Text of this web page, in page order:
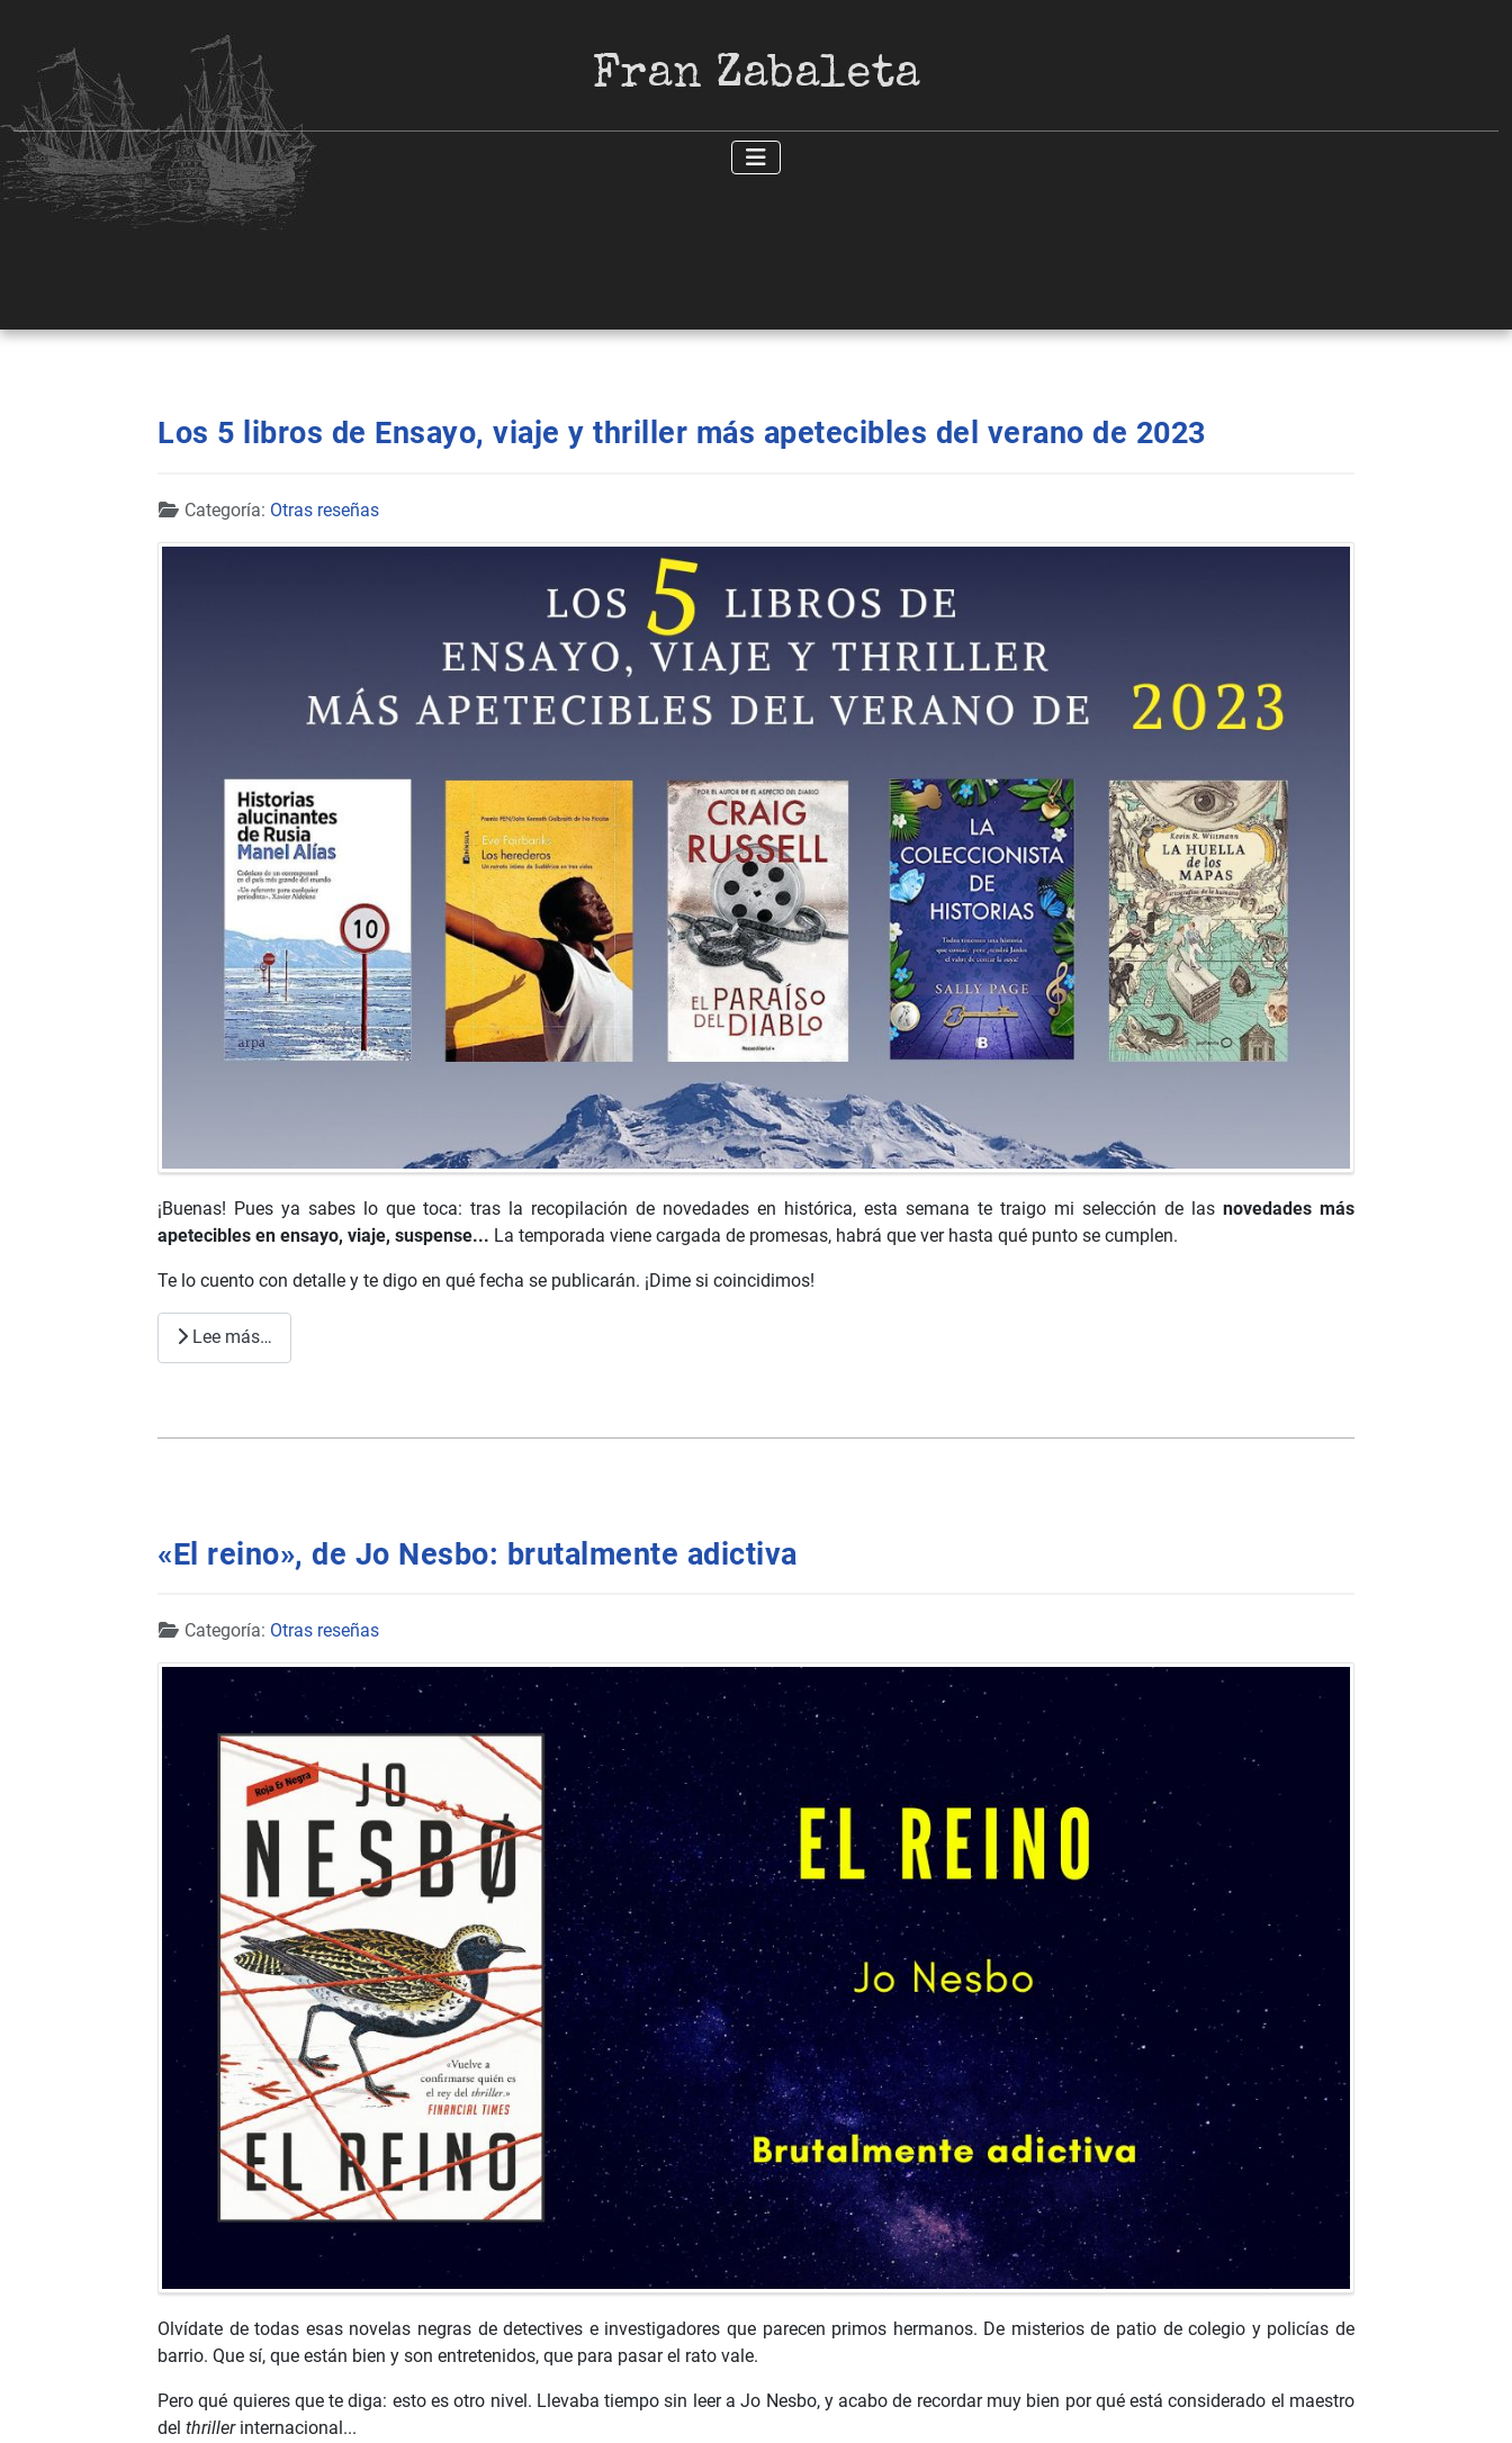
Fran Zabaleta
Los 5 libros de Ensayo, viaje y thriller más apetecibles del verano de 2023
Detalles
Categoría: Otras reseñas
¡Buenas! Pues ya sabes lo que toca: tras la recopilación de novedades en histórica, esta semana te traigo mi selección de las novedades más
apetecibles en ensayo, viaje, suspense... La temporada viene cargada de promesas, habrá que ver hasta qué punto se cumplen.
Te lo cuento con detalle y te digo en qué fecha se publicarán. ¡Dime si coincidimos!
Lee más…
«El reino», de Jo Nesbo: brutalmente adictiva
Detalles
Categoría: Otras reseñas
Olvídate de todas esas novelas negras de detectives e investigadores que parecen primos hermanos. De misterios de patio de colegio y policías de
barrio. Que sí, que están bien y son entretenidos, que para pasar el rato vale.
Pero qué quieres que te diga: esto es otro nivel. Llevaba tiempo sin leer a Jo Nesbo, y acabo de recordar muy bien por qué está considerado el maestro
del thrillerinternacional...